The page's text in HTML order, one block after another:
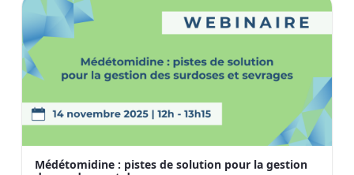
Médétomidine : pistes de solution pour la gestion